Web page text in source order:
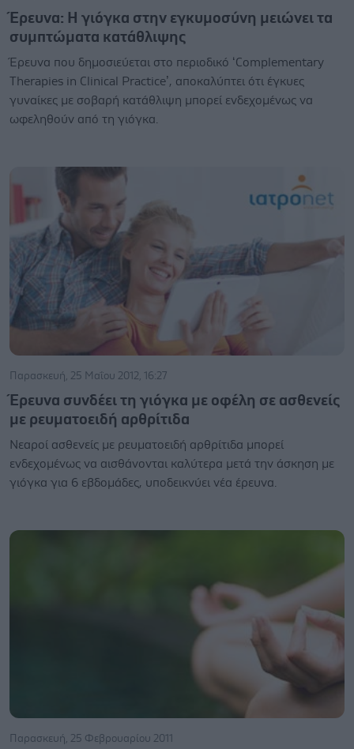
Έρευνα: Η γιόγκα στην εγκυμοσύνη μειώνει τα
συμπτώματα κατάθλιψης
Έρευνα που δημοσιεύεται στο περιοδικό ‘Complementary
Therapies in Clinical Practice’, αποκαλύπτει ότι έγκυες
γυναίκες με σοβαρή κατάθλιψη μπορεί ενδεχομένως να
ωφεληθούν από τη γιόγκα.
Παρασκευή, 25 Μαΐου 2012, 16:27
Έρευνα συνδέει τη γιόγκα με οφέλη σε ασθενείς
με ρευματοειδή αρθρίτιδα
Νεαροί ασθενείς με ρευματοειδή αρθρίτιδα μπορεί
ενδεχομένως να αισθάνονται καλύτερα μετά την άσκηση με
γιόγκα για 6 εβδομάδες, υποδεικνύει νέα έρευνα.
Παρασκευή, 25 Φεβρουαρίου 2011